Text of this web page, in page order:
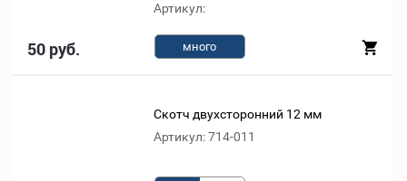
Артикул:
50 руб. много
Скотч двухсторонний 12 мм
Артикул: 714-011